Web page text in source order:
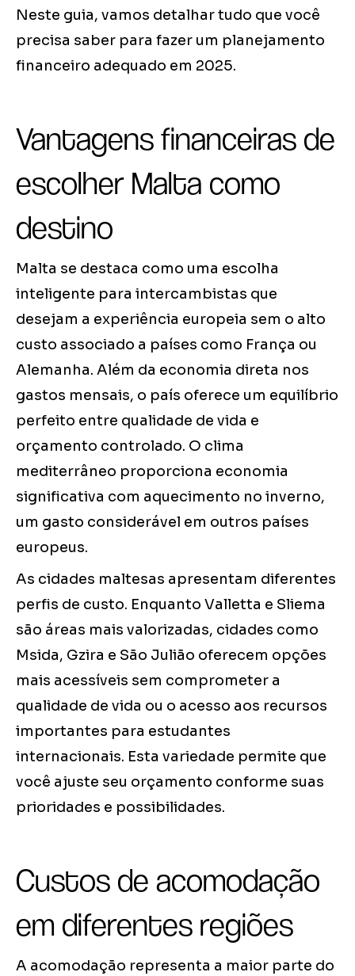
Neste guia, vamos detalhar tudo que você
precisa saber para fazer um planejamento
financeiro adequado em 2025.
Vantagens financeiras de
escolher Malta como
destino
Malta se destaca como uma escolha
inteligente para intercambistas que
desejam a experiência europeia sem o alto
custo associado a países como França ou
Alemanha. Além da economia direta nos
gastos mensais, o país oferece um equilíbrio
perfeito entre qualidade de vida e
orçamento controlado. O clima
mediterrâneo proporciona economia
significativa com aquecimento no inverno,
um gasto considerável em outros países
europeus.
As cidades maltesas apresentam diferentes
perfis de custo. Enquanto Valletta e Sliema
são áreas mais valorizadas, cidades como
Msida, Gzira e São Julião oferecem opções
mais acessíveis sem comprometer a
qualidade de vida ou o acesso aos recursos
importantes para estudantes
internacionais. Esta variedade permite que
você ajuste seu orçamento conforme suas
prioridades e possibilidades.
Custos de acomodação
em diferentes regiões
A acomodação representa a maior parte do